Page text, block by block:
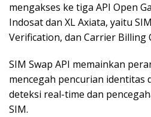
mengakses ke tiga API Open
Indosat dan XL Axiata, yaitu
Verification, dan Carrier Billing
SIM Swap API memainkan
mencegah pencurian identitas
deteksi real-time dan
SIM.